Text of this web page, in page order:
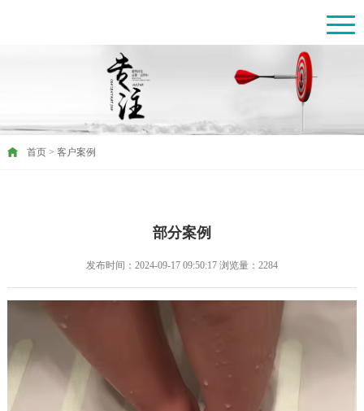
首页> 客户案例
部分案例
发布时间：2024-09-17 09:50:17 浏览量：2284